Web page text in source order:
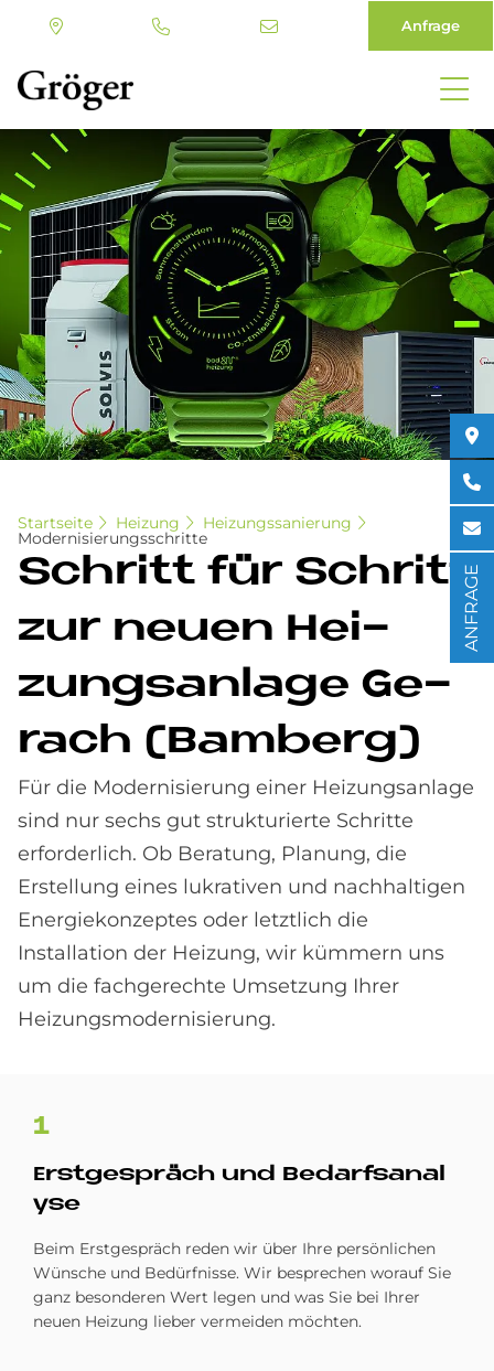
zum
Inhalt
Anfrage
Startseite Heizung Heizungssanierung
Modernisierungsschritte
Schritt für Schritt
zur neu­en Hei­
zungs­an­la­ge Ge­
rach (Bam­berg)
Für die Modernisierung einer Heizungsanlage
sind nur sechs gut strukturierte Schritte
erforderlich. Ob Beratung, Planung, die
Erstellung eines lukrativen und nachhaltigen
Energiekonzeptes oder letztlich die
Installation der Heizung, wir kümmern uns
um die fachgerechte Umsetzung Ihrer
Heizungsmodernisierung.
1
Erst­ge­spräch und Be­darfs­ana­l
y­se
Beim Erstgespräch reden wir über Ihre persönlichen
Wünsche und Bedürfnisse. Wir besprechen worauf Sie
ganz besonderen Wert legen und was Sie bei Ihrer
neuen Heizung lieber vermeiden möchten.
ANFRAGE